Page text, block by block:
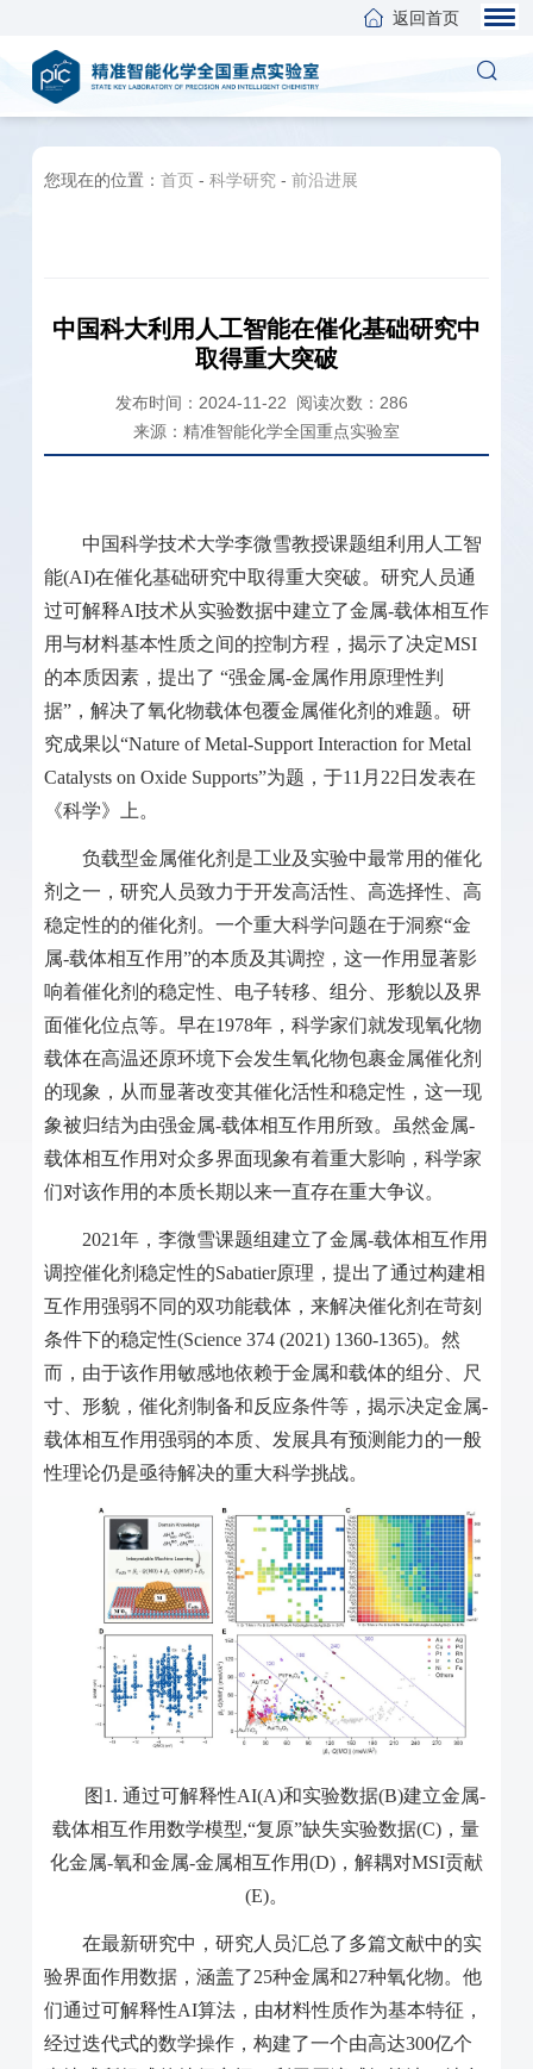
返回首页
您现在的位置： 首页- 科学研究 - 前沿进展
中国科大利用人工智能在催化基础研究中
取得重大突破
发布时间：2024-11-22 阅读次数： 286
来源：精准智能化学全国重点实验室
中国科学技术大学李微雪教授课题组利用人工智
能(AI)在催化基础研究中取得重大突破。研究人员通
过可解释AI技术从实验数据中建立了金属-载体相互作
用与材料基本性质之间的控制方程，揭示了决定MSI
的本质因素，提出了 “强金属-金属作用原理性判
据”，解决了氧化物载体包覆金属催化剂的难题。研
究成果以“Nature of Metal-Support Interaction for Metal
Catalysts on Oxide Supports”为题，于11 月 22 日发表在
《科学》上。
负载型金属催化剂是工业及实验中最常用的催化
剂之一，研究人员致力于开发高活性、高选择性、高
稳定性的的催化剂。一个重大科学问题在于洞察“金
属-载体相互作用”的本质及其调控，这一作用显著影
响着催化剂的稳定性、电子转移、组分、形貌以及界
面催化位点等。早在1978年，科学家们就发现氧化物
载体在高温还原环境下会发生氧化物包裹金属催化剂
的现象，从而显著改变其催化活性和稳定性，这一现
象被归结为由强金属-载体相互作用所致。虽然金属-
载体相互作用对众多界面现象有着重大影响，科学家
们对该作用的本质长期以来一直存在重大争议。
2021年，李微雪课题组建立了金属-载体相互作用
调控催化剂稳定性的Sabatier原理，提出了通过构建相
互作用强弱不同的双功能载体，来解决催化剂在苛刻
条件下的稳定性(Science 374 (2021) 1360-1365)。然
而，由于该作用敏感地依赖于金属和载体的组分、尺
寸、形貌，催化剂制备和反应条件等，揭示决定金属-
载体相互作用强弱的本质、发展具有预测能力的一般
性理论仍是亟待解决的重大科学挑战。
图 1.通过可解释性AI(A)和实验数据(B)建立金属-
载体相互作用数学模型,“复原”缺失实验数据(C) ，量
化金属-氧和金属-金属相互作用(D)，解耦对MSI贡献
(E)。
在最新研究中，研究人员汇总了多篇文献中的实
验界面作用数据，涵盖了25种金属和27种氧化物。他
们通过可解释性AI算法，由材料性质作为基本特征，
经过迭代式的数学操作，构建了一个由高达300亿个